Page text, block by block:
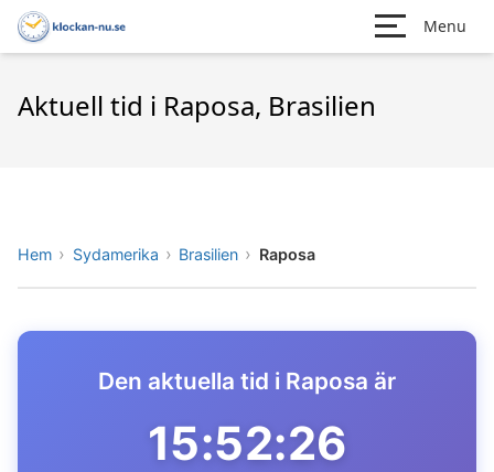
Menu
Aktuell tid i Raposa, Brasilien
Hem Sydamerika Brasilien Raposa
Den aktuella tid i Raposa är
15:52:26